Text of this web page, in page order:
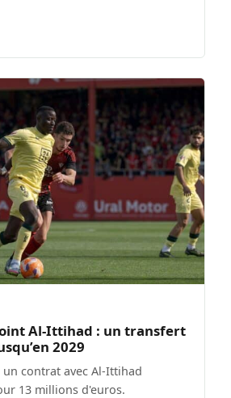
Al-Ittihad : un transfert
2029
contrat avec Al-Ittihad
13 millions d'euros.